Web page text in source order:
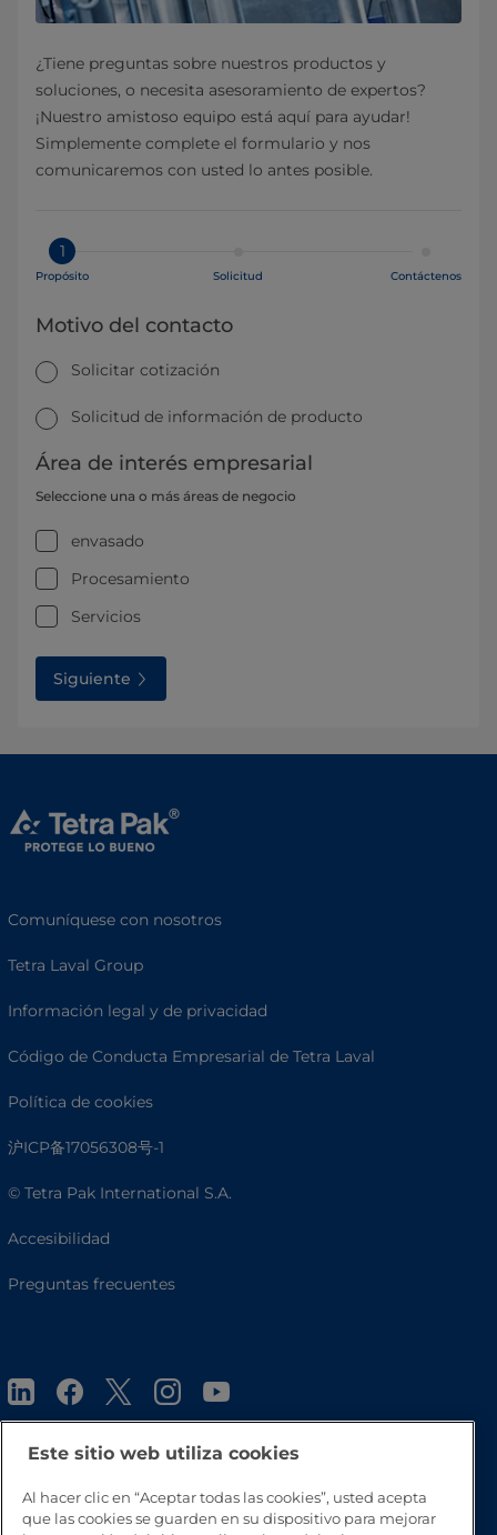
¿Tiene preguntas sobre nuestros productos y
soluciones, o necesita asesoramiento de expertos?
¡Nuestro amistoso equipo está aquí para ayudar!
Simplemente complete el formulario y nos
comunicaremos con usted lo antes posible.
1
Propósito Solicitud Contáctenos
Motivo del contacto
Solicitar cotización
Solicitud de información de producto
Área de interés empresarial
Seleccione una o más áreas de negocio
envasado
Procesamiento
Servicios
Siguiente
Comuníquese con nosotros
Tetra Laval Group
Información legal y de privacidad
Código de Conducta Empresarial de Tetra Laval
Política de cookies
沪ICP备17056308号-1
© Tetra Pak International S.A.
Accesibilidad
Preguntas frecuentes
Volver a inicio
Este sitio web utiliza cookies
Al hacer clic en “Aceptar todas las cookies”, usted acepta
que las cookies se guarden en su dispositivo para mejorar